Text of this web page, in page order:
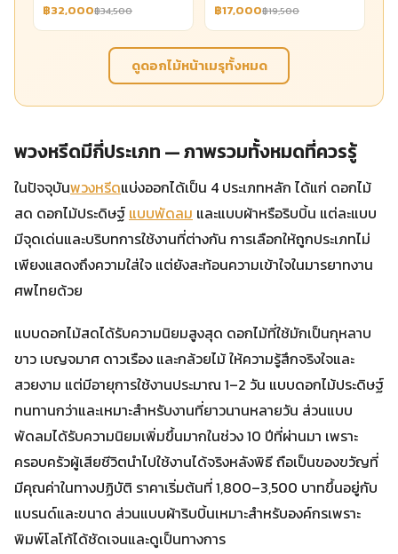
฿32,000฿34,500 ฿17,000฿19,500
ดูดอกไม้หน้าเมรุทั้งหมด
พวงหรีดมีกี่ประเภท — ภาพรวมทั้งหมดที่ควรรู้
ในปัจจุบันพวงหรีดแบ่งออกได้เป็น 4 ประเภทหลัก ได้แก่ ดอกไม้
สด ดอกไม้ประดิษฐ์ แบบพัดลม และแบบผ้าหรือริบบิ้น แต่ละแบบ
มีจุดเด่นและบริบทการใช้งานที่ต่างกัน การเลือกให้ถูกประเภทไม่
เพียงแสดงถึงความใส่ใจ แต่ยังสะท้อนความเข้าใจในมารยาทงาน
ศพไทยด้วย
แบบดอกไม้สดได้รับความนิยมสูงสุด ดอกไม้ที่ใช้มักเป็นกุหลาบ
ขาว เบญจมาศ ดาวเรือง และกล้วยไม้ ให้ความรู้สึกจริงใจและ
สวยงาม แต่มีอายุการใช้งานประมาณ 1–2 วัน แบบดอกไม้ประดิษฐ์
ทนทานกว่าและเหมาะสำหรับงานที่ยาวนานหลายวัน ส่วนแบบ
พัดลมได้รับความนิยมเพิ่มขึ้นมากในช่วง 10 ปีที่ผ่านมา เพราะ
ครอบครัวผู้เสียชีวิตนำไปใช้งานได้จริงหลังพิธี ถือเป็นของขวัญที่
มีคุณค่าในทางปฏิบัติ ราคาเริ่มต้นที่ 1,800–3,500 บาทขึ้นอยู่กับ
แบรนด์และขนาด ส่วนแบบผ้าริบบิ้นเหมาะสำหรับองค์กรเพราะ
พิมพ์โลโก้ได้ชัดเจนและดูเป็นทางการ